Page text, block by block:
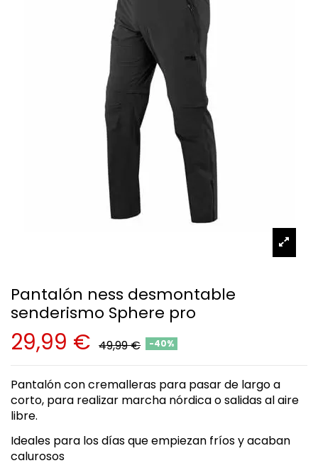
Pantalón ness desmontable
senderismo Sphere pro
29,99 € 49,99 € -40%
Pantalón con cremalleras para pasar de largo a
corto, para realizar marcha nórdica o salidas al aire
libre.
Ideales para los días que empiezan fríos y acaban
calurosos